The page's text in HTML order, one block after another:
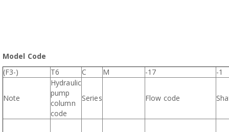
Model Code
(F3-)
T6 C M -17 -1
Note
Hydraulic
pump
column
code
Series Flow code